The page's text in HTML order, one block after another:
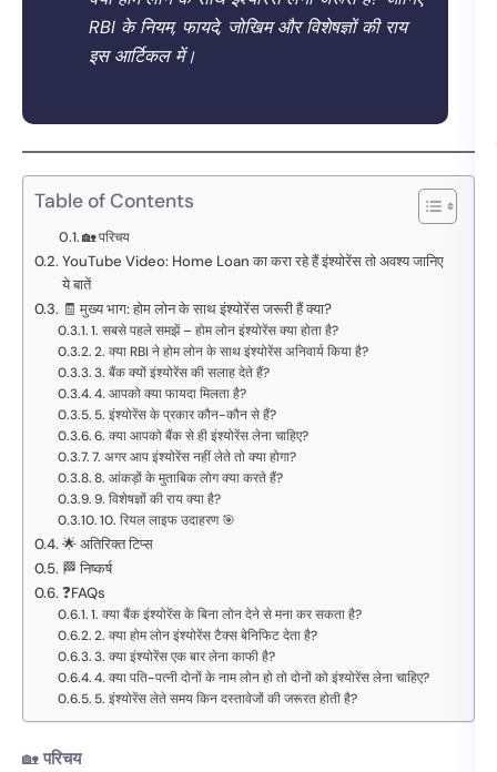
RBI के नियम, फायदे, जोखिम और विशेषज्ञों की राय
इस आर्टिकल में।
Table of Contents
🏡 परिचय
YouTube Video: Home Loan का करा रहे हैं इंश्योरेंस तो अवश्य जानिए
ये बातें
🧾 मुख्य भाग: होम लोन के साथ इंश्योरेंस जरूरी हैं क्या?
1. सबसे पहले समझें – होम लोन इंश्योरेंस क्या होता है?
2. क्या RBI ने होम लोन के साथ इंश्योरेंस अनिवार्य किया है?
3. बैंक क्यों इंश्योरेंस की सलाह देते हैं?
4. आपको क्या फायदा मिलता है?
5. इंश्योरेंस के प्रकार कौन-कौन से हैं?
6. क्या आपको बैंक से ही इंश्योरेंस लेना चाहिए?
7. अगर आप इंश्योरेंस नहीं लेते तो क्या होगा?
8. आंकड़ों के मुताबिक लोग क्या करते हैं?
9. विशेषज्ञों की राय क्या है?
10. रियल लाइफ उदाहरण 🎯
🌟 अतिरिक्त टिप्स
🏁 निष्कर्ष
❓FAQs
1. क्या बैंक इंश्योरेंस के बिना लोन देने से मना कर सकता है?
2. क्या होम लोन इंश्योरेंस टैक्स बेनिफिट देता है?
3. क्या इंश्योरेंस एक बार लेना काफी है?
4. क्या पति-पत्नी दोनों के नाम लोन हो तो दोनों को इंश्योरेंस लेना चाहिए?
5. इंश्योरेंस लेते समय किन दस्तावेजों की जरूरत होती है?
🏡 परिचय